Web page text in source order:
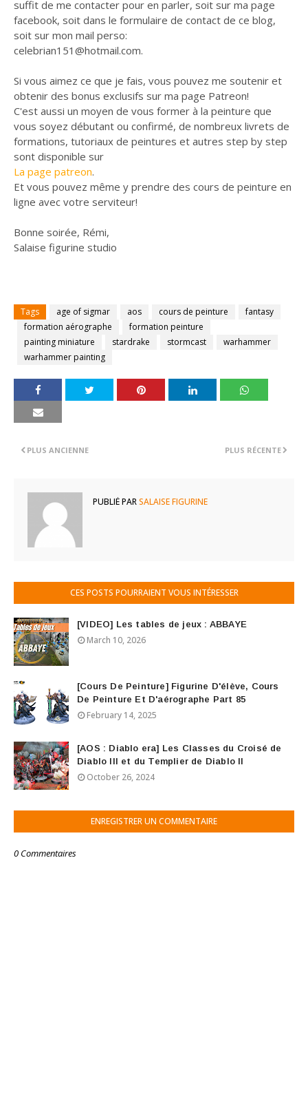
suffit de me contacter pour en parler, soit sur ma page
facebook, soit dans le formulaire de contact de ce blog,
soit sur mon mail perso:
celebrian151@hotmail.com.
Si vous aimez ce que je fais, vous pouvez me soutenir et
obtenir des bonus exclusifs sur ma page Patreon!
C'est aussi un moyen de vous former à la peinture que
vous soyez débutant ou confirmé, de nombreux livrets de
formations, tutoriaux de peintures et autres step by step
sont disponible sur
La page patreon.
Et vous pouvez même y prendre des cours de peinture en
ligne avec votre serviteur!
Bonne soirée, Rémi,
Salaise figurine studio
Tags age of sigmar aos cours de peinture
fantasy
formation aérographe
formation peinture
painting miniature
stardrake stormcast
warhammer
warhammer painting
PLUS RÉCENTE
PLUS ANCIENNE
PUBLIÉ PARSALAISE FIGURINE
CES POSTS POURRAIENT VOUS INTÉRESSER
[VIDEO] Les tables de jeux : ABBAYE
March 10, 2026
[Cours De Peinture] Figurine D'élève, Cours
De Peinture Et D'aérographe Part 85
February 14, 2025
[AOS : Diablo era] Les Classes du Croisé de
Diablo III et du Templier de Diablo II
October 26, 2024
ENREGISTRER UN COMMENTAIRE
0 Commentaires